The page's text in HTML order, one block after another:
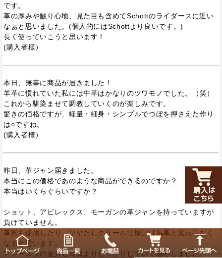
です。
革の厚みや触り心地、見た目も含めてSchottのライダースに近い
なぁと思いました。(個人的にはSchottより良いです。)
長く使っていこうと思います！
(購入者様）
本日、無事に商品が届きました！
羊革に慣れていた私には牛革はかなりのツワモノでした。（笑）
これから馴染ませて調教していくのが楽しみです。
驚きの価格ですが、軽量・細身・シンプルでつぼを押さえた作り
は○ですね。
(購入者様）
昨日、革ジャン届きました。
本当にこの価格であのような商品ができるのですか？
本当はいくらぐらいですか？
ショット、アビレックス、モーガンの革ジャンを持っていますが
負けていません。
革質も使用したり、ツヤだしクリームで磨けば馬革と変わらなく
なると思います。
アジャスタの金具も写真よりしっかりしていて感心しました。